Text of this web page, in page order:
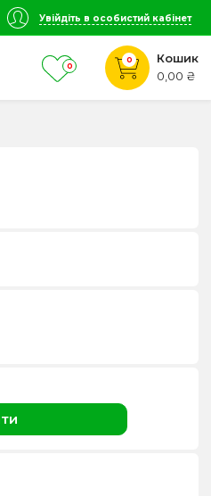
Увійдіть в особистий кабінет
0
0
Кошик
0,00 ₴